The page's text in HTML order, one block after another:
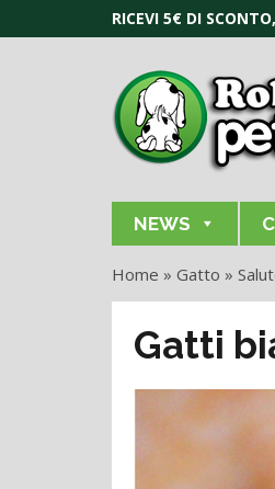
RICEVI 5€ DI SCONTO,
NEWS
Home » Gatto »
Gatti